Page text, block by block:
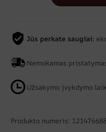
Jūs perkate saugiai:
Nemokamas
Užsakymo įvykdymo
Produkto numeris: